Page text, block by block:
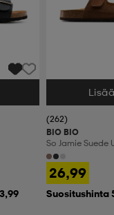
Valitse Koko
(262)
BIO BIO
So Jamie Suede
26,99
Suositushinta